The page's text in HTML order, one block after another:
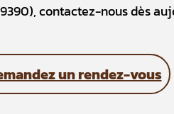
contactez-nous dès
un rendez-vous